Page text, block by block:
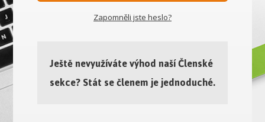
Zapomněli jste heslo?
Ještě nevyužíváte výhod naší Členské
sekce? Stát se členem je jednoduché.